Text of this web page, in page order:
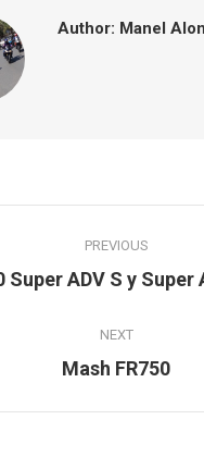
Author: Manel
PREVIOUS
Previous
Super ADV S y Super
NEXT
Next
Mash FR750